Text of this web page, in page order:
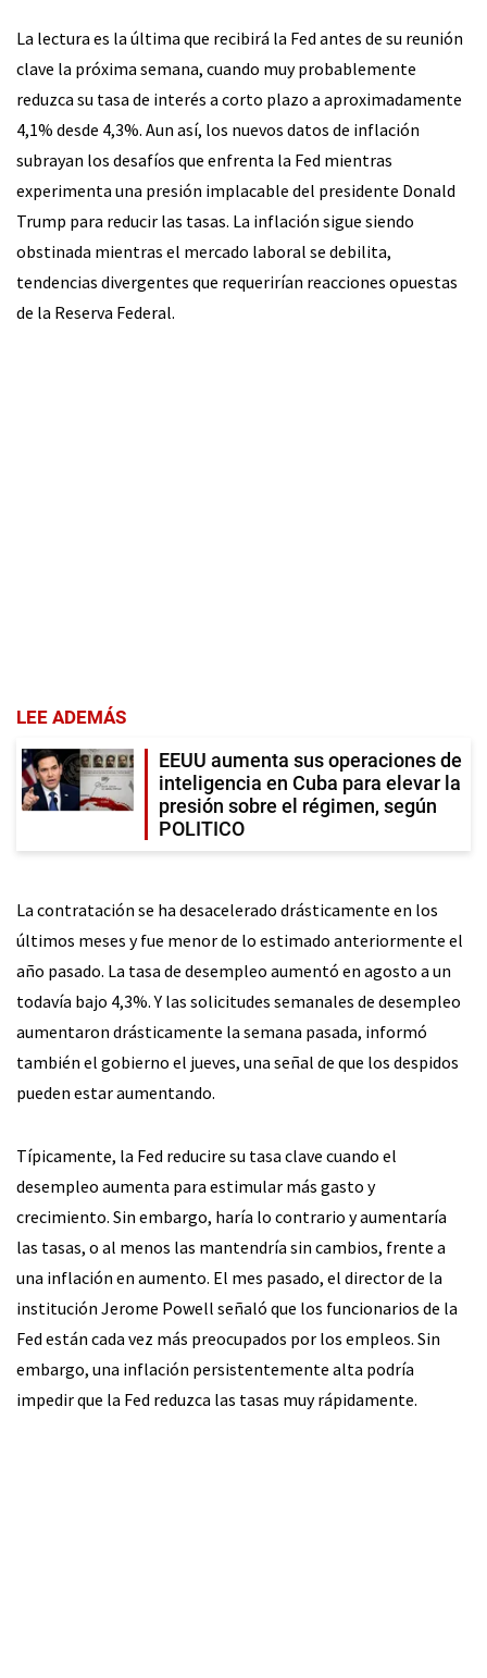
La lectura es la última que recibirá la Fed antes de su reunión
clave la próxima semana, cuando muy probablemente
reduzca su tasa de interés a corto plazo a aproximadamente
4,1% desde 4,3%. Aun así, los nuevos datos de inflación
subrayan los desafíos que enfrenta la Fed mientras
experimenta una presión implacable del presidente Donald
Trump para reducir las tasas. La inflación sigue siendo
obstinada mientras el mercado laboral se debilita,
tendencias divergentes que requerirían reacciones opuestas
de la Reserva Federal.
LEE ADEMÁS
EEUU aumenta sus operaciones de
inteligencia en Cuba para elevar la
presión sobre el régimen, según
POLITICO
La contratación se ha desacelerado drásticamente en los
últimos meses y fue menor de lo estimado anteriormente el
año pasado. La tasa de desempleo aumentó en agosto a un
todavía bajo 4,3%. Y las solicitudes semanales de desempleo
aumentaron drásticamente la semana pasada, informó
también el gobierno el jueves, una señal de que los despidos
pueden estar aumentando.
Típicamente, la Fed reducire su tasa clave cuando el
desempleo aumenta para estimular más gasto y
crecimiento. Sin embargo, haría lo contrario y aumentaría
las tasas, o al menos las mantendría sin cambios, frente a
una inflación en aumento. El mes pasado, el director de la
institución Jerome Powell señaló que los funcionarios de la
Fed están cada vez más preocupados por los empleos. Sin
embargo, una inflación persistentemente alta podría
impedir que la Fed reduzca las tasas muy rápidamente.